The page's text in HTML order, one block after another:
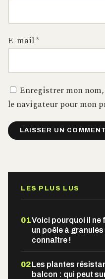
E-mail*
Enregistrer mon
le navigateur pour mon
LES PLUS LUS
01Voici pourquoi il
un poêle à
connaître !
02Les plantes
balcon : qui peut